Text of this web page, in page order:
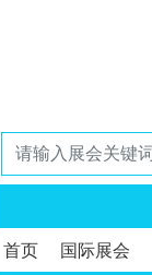
首页
国际展会